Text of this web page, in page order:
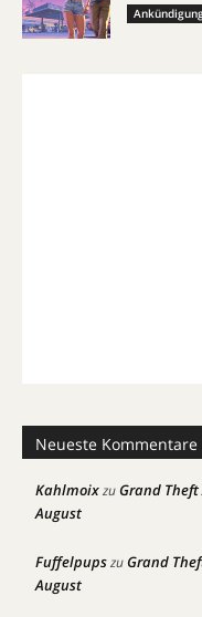
Neueste Kommentare
KahlmoixzuGrand Theft
August
FuffelpupszuGrand
August